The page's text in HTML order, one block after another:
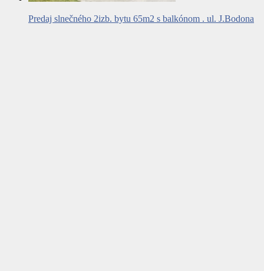
Predaj slnečného 2izb. bytu 65m2 s balkónom . ul. J.Bodona